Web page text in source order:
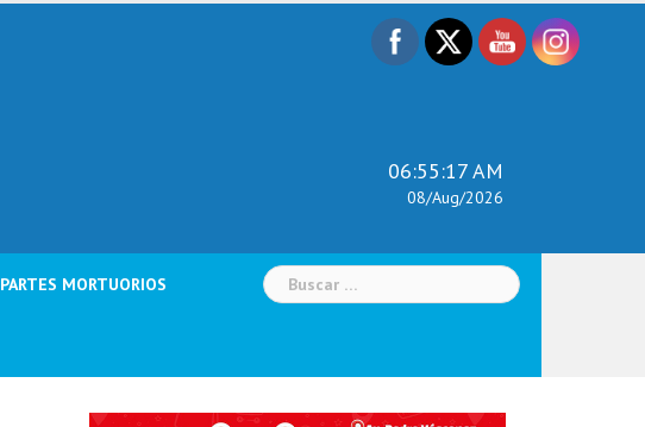
06:55:18 AM
08/Aug/2026
PARTES MORTUORIOS Buscar: